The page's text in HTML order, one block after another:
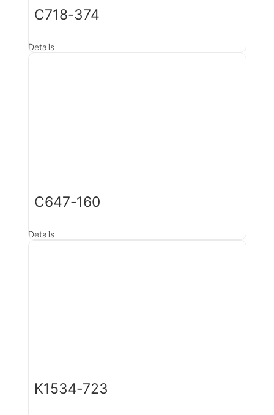
C718-374
Details
C647-160
Details
K1534-723